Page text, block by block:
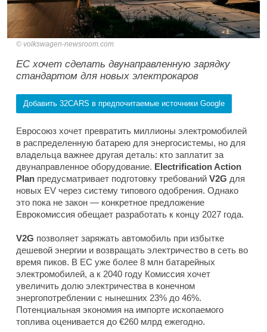
volkswagen-newsroom.com
ЕС хочет сделать двунаправленную зарядку
стандартом для новых электрокаров
Добавить 32CARS в предпочитаемые источники Google
Евросоюз хочет превратить миллионы электромобилей
в распределенную батарею для энергосистемы, но для
владельца важнее другая деталь: кто заплатит за
двунаправленное оборудование. Electrification Action
Plan предусматривает подготовку требований V2G для
новых EV через систему типового одобрения. Однако
это пока не закон — конкретное предложение
Еврокомиссия обещает разработать к концу 2027 года.
V2G позволяет заряжать автомобиль при избытке
дешевой энергии и возвращать электричество в сеть во
время пиков. В ЕС уже более 8 млн батарейных
электромобилей, а к 2040 году Комиссия хочет
увеличить долю электричества в конечном
энергопотреблении с нынешних 23% до 46%.
Потенциальная экономия на импорте ископаемого
топлива оценивается до €260 млрд ежегодно.